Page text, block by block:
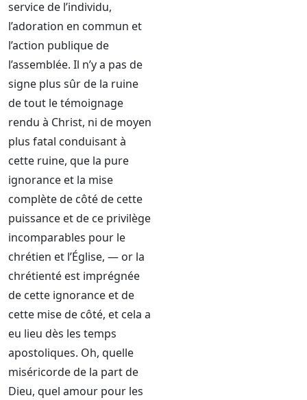
service de l’individu,
l’adoration en commun et
l’action publique de
l’assemblée. Il n’y a pas de
signe plus sûr de la ruine
de tout le témoignage
rendu à Christ, ni de moyen
plus fatal conduisant à
cette ruine, que la pure
ignorance et la mise
complète de côté de cette
puissance et de ce privilège
incomparables pour le
chrétien et l’Église, — or la
chrétienté est imprégnée
de cette ignorance et de
cette mise de côté, et cela a
eu lieu dès les temps
apostoliques. Oh, quelle
miséricorde de la part de
Dieu, quel amour pour les